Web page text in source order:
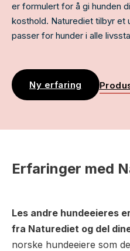
er formulert for å gi hunden
kosthold. Naturediet tilbyr
passer for hunder i alle
Ny erfaring
Erfaringer med
Les andre hundeeieres
fra Naturediet og del
norske hundeeiere som